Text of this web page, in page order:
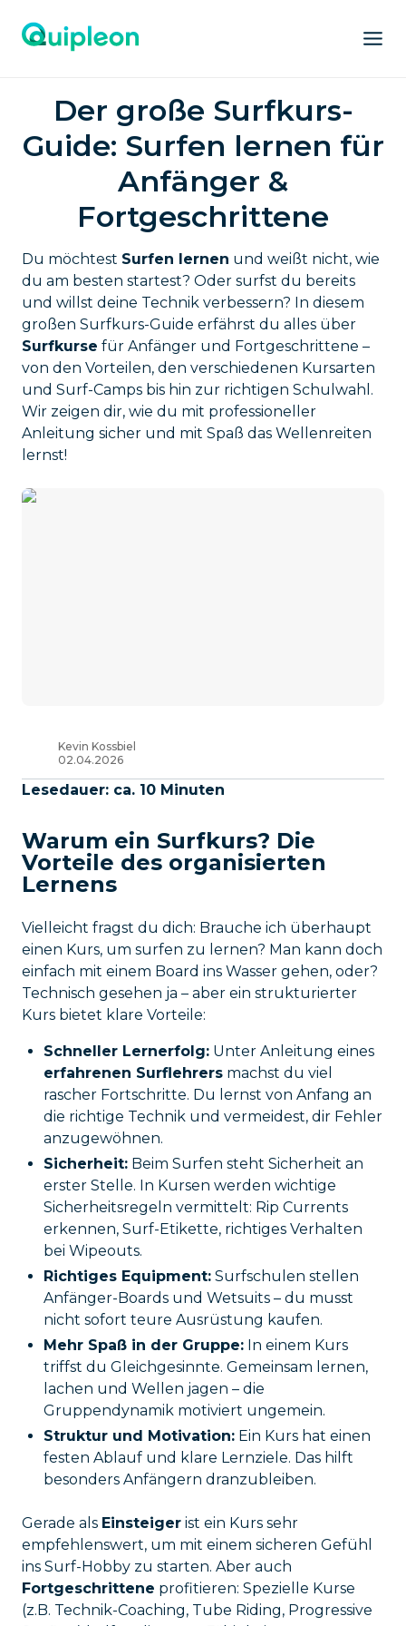
Der große Surfkurs-
Guide: Surfen lernen für
Anfänger &
Fortgeschrittene
Du möchtest Surfen lernen und weißt nicht, wie
du am besten startest? Oder surfst du bereits
und willst deine Technik verbessern? In diesem
großen Surfkurs-Guide erfährst du alles über
Surfkurse für Anfänger und Fortgeschrittene –
von den Vorteilen, den verschiedenen Kursarten
und Surf-Camps bis hin zur richtigen Schulwahl.
Wir zeigen dir, wie du mit professioneller
Anleitung sicher und mit Spaß das Wellenreiten
lernst!
Kevin Kossbiel
02.04.2026
Lesedauer: ca. 10 Minuten
Warum ein Surfkurs? Die
Vorteile des organisierten
Lernens
Vielleicht fragst du dich: Brauche ich überhaupt
einen Kurs, um surfen zu lernen? Man kann doch
einfach mit einem Board ins Wasser gehen, oder?
Technisch gesehen ja – aber ein strukturierter
Kurs bietet klare Vorteile:
Schneller Lernerfolg: Unter Anleitung eines
erfahrenen Surflehrers machst du viel
rascher Fortschritte. Du lernst von Anfang an
die richtige Technik und vermeidest, dir Fehler
anzugewöhnen.
Sicherheit: Beim Surfen steht Sicherheit an
erster Stelle. In Kursen werden wichtige
Sicherheitsregeln vermittelt: Rip Currents
erkennen, Surf-Etikette, richtiges Verhalten
bei Wipeouts.
Richtiges Equipment: Surfschulen stellen
Anfänger-Boards und Wetsuits – du musst
nicht sofort teure Ausrüstung kaufen.
Mehr Spaß in der Gruppe: In einem Kurs
triffst du Gleichgesinnte. Gemeinsam lernen,
lachen und Wellen jagen – die
Gruppendynamik motiviert ungemein.
Struktur und Motivation: Ein Kurs hat einen
festen Ablauf und klare Lernziele. Das hilft
besonders Anfängern dranzubleiben.
Gerade als Einsteiger ist ein Kurs sehr
empfehlenswert, um mit einem sicheren Gefühl
ins Surf-Hobby zu starten. Aber auch
Fortgeschrittene profitieren: Spezielle Kurse
(z.B. Technik-Coaching, Tube Riding, Progressive